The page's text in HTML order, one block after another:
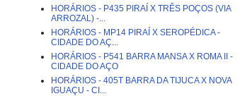
HORÁRIOS - P435 PIRAÍ X TRÊS POÇOS (VIA
ARROZAL) -...
HORÁRIOS - MP14 PIRAÍ X SEROPÉDICA -
CIDADE DO AÇ...
HORÁRIOS - P541 BARRA MANSA X ROMA II -
CIDADE DO AÇO
HORÁRIOS - 405T BARRA DA TIJUCA X NOVA
IGUAÇU - CI...